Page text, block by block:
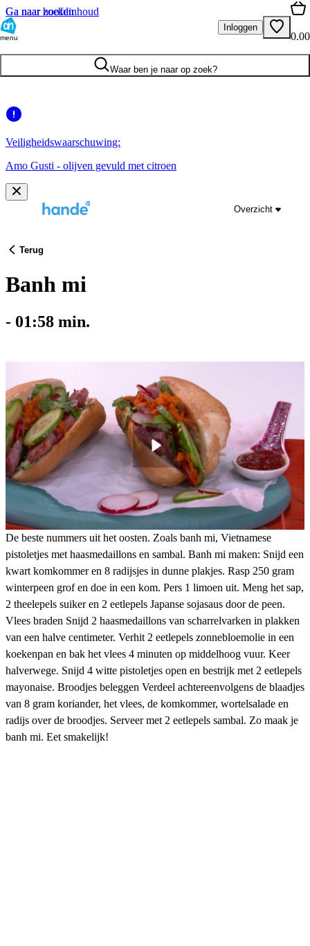
Ga naar hoofdinhoud
Ga naar zoeken
menu
Inloggen
0.00
Waar ben je naar op zoek?
Veiligheidswaarschuwing:
Amo Gusti - olijven gevuld met citroen
Overzicht
Terug
Banh mi
- 01:58 min.
De beste nummers uit het oosten. Zoals banh mi, Vietnamese
pistoletjes met haasmedaillons en sambal. Banh mi maken: Snijd een
kwart komkommer en 8 radijsjes in dunne plakjes. Rasp 250 gram
winterpeen grof en doe in een kom. Pers 1 limoen uit. Meng het sap,
2 theelepels suiker en 2 eetlepels Japanse sojasaus door de peen.
Vlees braden Snijd 2 haasmedaillons van scharrelvarken in plakken
van een halve centimeter. Verhit 2 eetlepels zonnebloemolie in een
koekenpan en bak het vlees 4 minuten op middelhoog vuur. Keer
halverwege. Snijd 4 witte pistoletjes open en bestrijk met 2 eetlepels
mayonaise. Broodjes beleggen Verdeel achtereenvolgens de blaadjes
van 8 gram koriander, het vlees, de komkommer, wortelsalade en
radijs over de broodjes. Serveer met 2 eetlepels sambal. Zo maak je
banh mi. Eet smakelijk!